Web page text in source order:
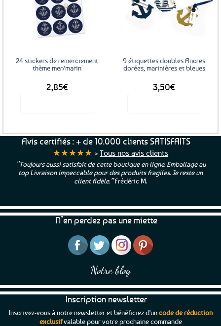
options
sur
24 stickers de remerciement
thème mer/marin
2,85€
Ajouter
aux
favoris
9 étiquettes doubles Ancres
dorées, marinières et bleues
3,50€
Avis certifiés : + de 10.000 clients SATISFAITS
★★★★★ > Tous nos avis clients
“Toujours aussi satisfait de cette boutique en ligne. Emballage au
top Livraison impeccable pour des produits fragiles. Je reste un
client fidèle.”Frédéric M.
N’en perdez pas une miette
Notre blog
Inscription newsletter
Inscrivez-vous à notre newsletter et bénéficiez d'uncode de réduction
exclusifvalable pour votre prochaine commande